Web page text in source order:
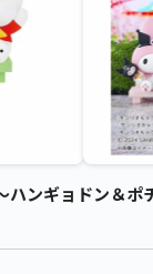
ンギョドン＆ポ